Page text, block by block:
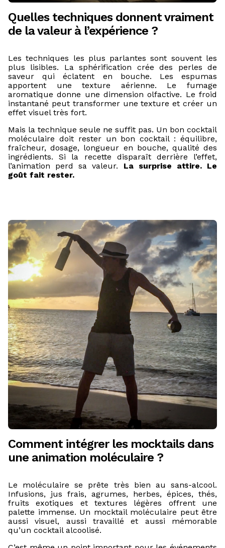
Quelles techniques donnent vraiment
de la valeur à l’expérience ?
Les techniques les plus parlantes sont souvent les
plus lisibles. La sphérification crée des perles de
saveur qui éclatent en bouche. Les espumas
apportent une texture aérienne. Le fumage
aromatique donne une dimension olfactive. Le froid
instantané peut transformer une texture et créer un
effet visuel très fort.
Mais la technique seule ne suffit pas. Un bon cocktail
moléculaire doit rester un bon cocktail : équilibre,
fraîcheur, dosage, longueur en bouche, qualité des
ingrédients. Si la recette disparaît derrière l’effet,
l’animation perd sa valeur. La surprise attire. Le
goût fait rester.
Comment intégrer les mocktails dans
une animation moléculaire ?
Le moléculaire se prête très bien au sans-alcool.
Infusions, jus frais, agrumes, herbes, épices, thés,
fruits exotiques et textures légères offrent une
palette immense. Un mocktail moléculaire peut être
aussi visuel, aussi travaillé et aussi mémorable
qu’un cocktail alcoolisé.